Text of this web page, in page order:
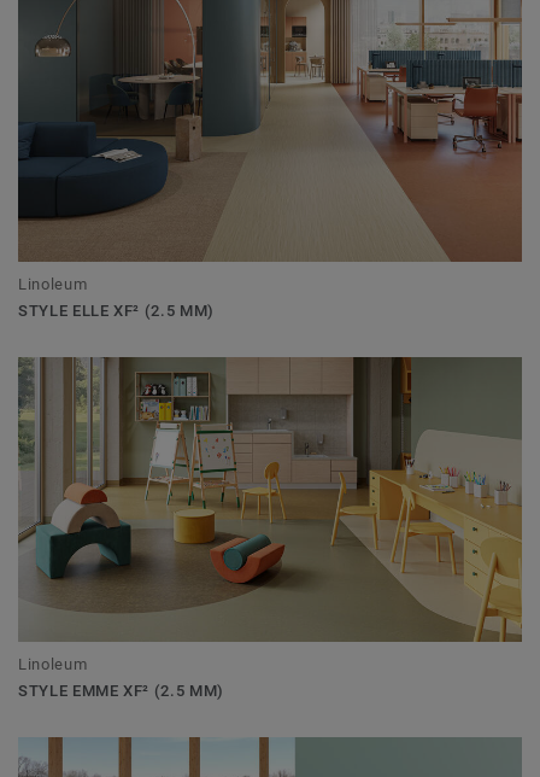
Linoleum
STYLE ELLE XF² (2.5 MM)
Linoleum
STYLE EMME XF² (2.5 MM)